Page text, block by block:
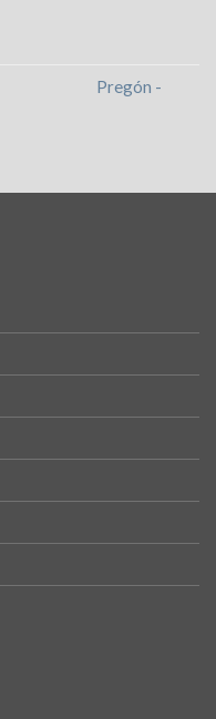
Pregón -